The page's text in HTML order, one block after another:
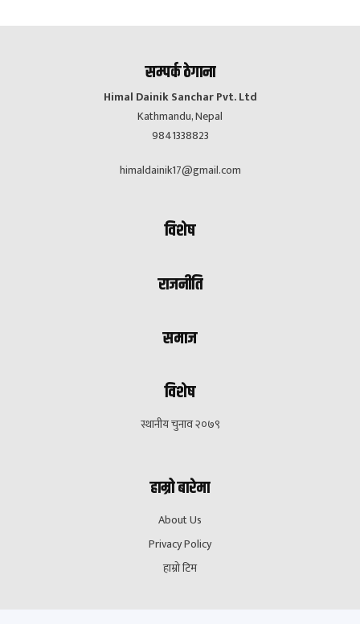
सम्पर्क ठेगाना
Himal Dainik Sanchar Pvt. Ltd
Kathmandu, Nepal
9841338823
himaldainik17@gmail.com
विशेष
राजनीति
समाज
विशेष
स्थानीय चुनाव २०७९
हाम्रो बारेमा
About Us
Privacy Policy
हाम्रो टिम